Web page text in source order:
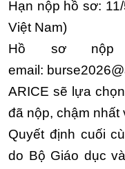
Hạn nộp hồ sơ:
Việt Nam)
Hồ sơ nộp
email:
ARICE sẽ lựa
đã nộp, chậm nhất
Quyết định cuối
do Bộ Giáo dục